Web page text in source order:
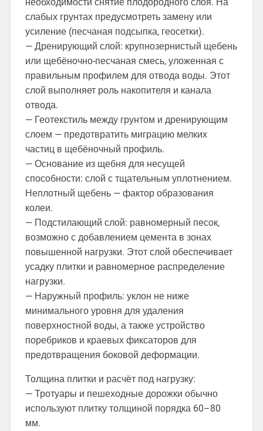
необходимости снятие плодородного слоя. На
слабых грунтах предусмотреть замену или
усиление (песчаная подсыпка, геосетки).
— Дренирующий слой: крупнозернистый щебень
или щебёночно-песчаная смесь, уложенная с
правильным профилем для отвода воды. Этот
слой выполняет роль накопителя и канала
отвода.
— Геотекстиль между грунтом и дренирующим
слоем — предотвратить миграцию мелких
частиц в щебёночный профиль.
— Основание из щебня для несущей
способности: слой с тщательным уплотнением.
Неплотный щебень — фактор образования
колеи.
— Подстилающий слой: равномерный песок,
возможно с добавлением цемента в зонах
повышенной нагрузки. Этот слой обеспечивает
усадку плитки и равномерное распределение
нагрузки.
— Наружный профиль: уклон не ниже
минимального уровня для удаления
поверхностной воды, а также устройство
поребриков и краевых фиксаторов для
предотвращения боковой деформации.
Толщина плитки и расчёт под нагрузку:
— Тротуары и пешеходные дорожки обычно
используют плитку толщиной порядка 60–80
мм.